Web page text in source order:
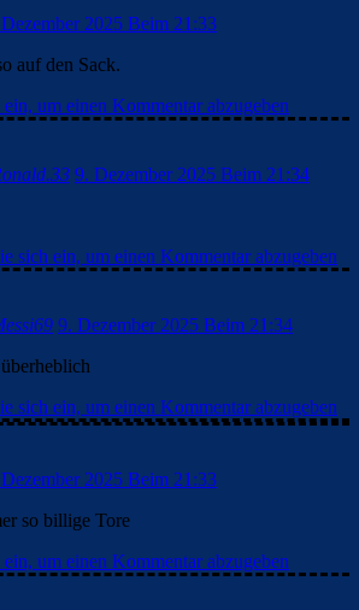
2025 Beim 21:33
auf den Sack.
um einen Kommentar abzugeben
9. Dezember 2025 Beim 21:34
sich ein, um einen Kommentar abzugeben
9. Dezember 2025 Beim 21:34
sich ein, um einen Kommentar abzugeben
2025 Beim 21:33
so billige Tore
um einen Kommentar abzugeben